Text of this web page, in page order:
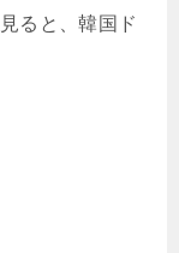
ると、韓国ド